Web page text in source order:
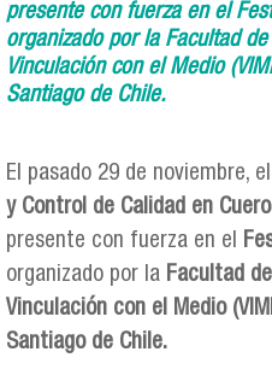
presente con fuerza en el
organizado por la Facultad
Vinculación con el Medio
Santiago de Chile.
El pasado 29 de noviembre, el
y Control de Calidad en
presente con fuerza en el
organizado por la Facultad
Vinculación con el Medio
Santiago de Chile.